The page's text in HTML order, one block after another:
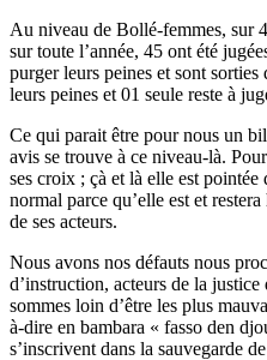
Au niveau de Bollé-femmes, sur
sur toute l’année, 45 ont été
purger leurs peines et sont
leurs peines et 01 seule reste à
Ce qui parait être pour nous un
avis se trouve à ce niveau-là.
ses croix ; çà et là elle est
normal parce qu’elle est et
de ses acteurs.
Nous avons nos défauts nous
d’instruction, acteurs de la justice
sommes loin d’être les plus
à-dire en bambara « fasso den
s’inscrivent dans la sauvegarde